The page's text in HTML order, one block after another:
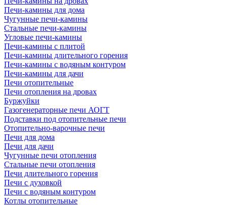
Печи-камины для дома
Чугунные печи-камины
Стальные печи-камины
Угловые печи-камины
Печи-камины с плитой
Печи-камины длительного горения
Печи-камины с водяным контуром
Печи-камины для дачи
Печи отопительные
Печи отопления на дровах
Буржуйки
Газогенераторные печи АОГТ
Подставки под отопительные печи
Отопительно-варочные печи
Печи для дома
Печи для дачи
Чугунные печи отопления
Стальные печи отопления
Печи длительного горения
Печи с духовкой
Печи с водяным контуром
Котлы отопительные